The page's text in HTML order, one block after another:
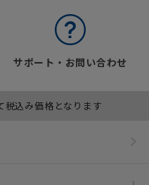
サポート・お問い合わせ
込み価格となります